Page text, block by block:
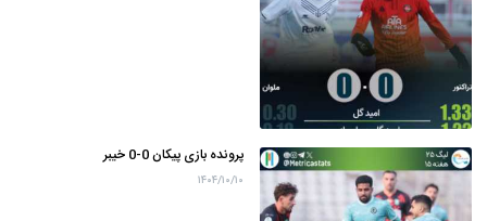
پرونده بازی پیکان 0-0 خیبر
۱۴۰۴/۱۰/۱۰